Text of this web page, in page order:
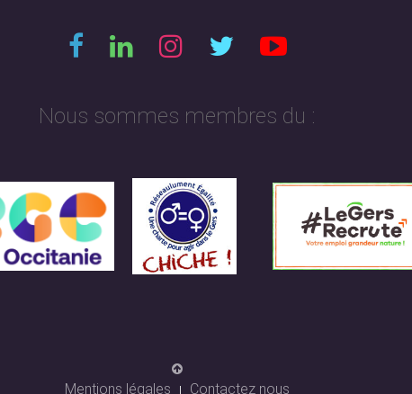
Nous sommes membres du :
Mentions légales Contactez nous